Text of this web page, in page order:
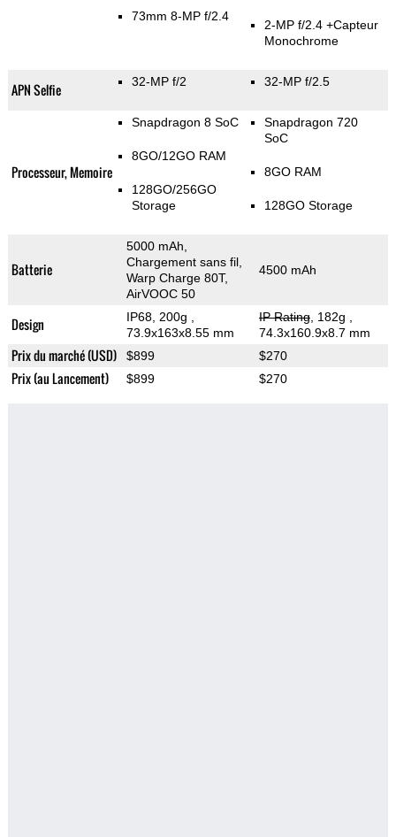
73mm 8-MP f/2.4
2-MP f/2.4 +Capteur
Monochrome
APN Selfie 32-MP f/2 32-MP f/2.5
Processeur, Memoire
Snapdragon 8 SoC
8GO/12GO RAM
128GO/256GO
Storage
Snapdragon 720
SoC
8GO RAM
128GO Storage
Batterie
5000 mAh,
Chargement sans fil,
Warp Charge 80T,
AirVOOC 50
4500 mAh
Design IP68, 200g
73.9x163x8.55 mm
IP Rating, 182g
74.3x160.9x8.7 mm
Prix du marché (USD) $899 $270
Prix (au Lancement) $899 $270